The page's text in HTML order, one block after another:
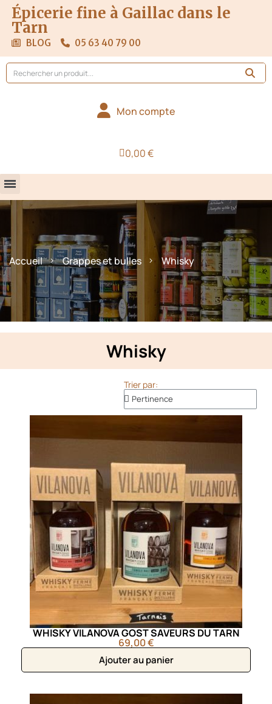
Épicerie fine à Gaillac dans le
Tarn
BLOG 05 63 40 79 00
Mon compte
0,00 €
Accueil Grappes et bulles Whisky
Whisky
Trier par:
WHISKY VILANOVA GOST SAVEURS DU TARN
69,00 €
Ajouter au panier